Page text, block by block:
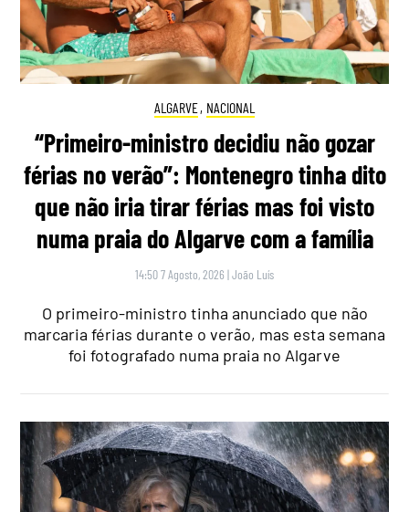
ALGARVE, NACIONAL
“Primeiro-ministro decidiu não gozar
férias no verão”: Montenegro tinha dito
que não iria tirar férias mas foi visto
numa praia do Algarve com a família
14:50 7 Agosto, 2026 |João Luís
O primeiro-ministro tinha anunciado que não
marcaria férias durante o verão, mas esta semana
foi fotografado numa praia no Algarve